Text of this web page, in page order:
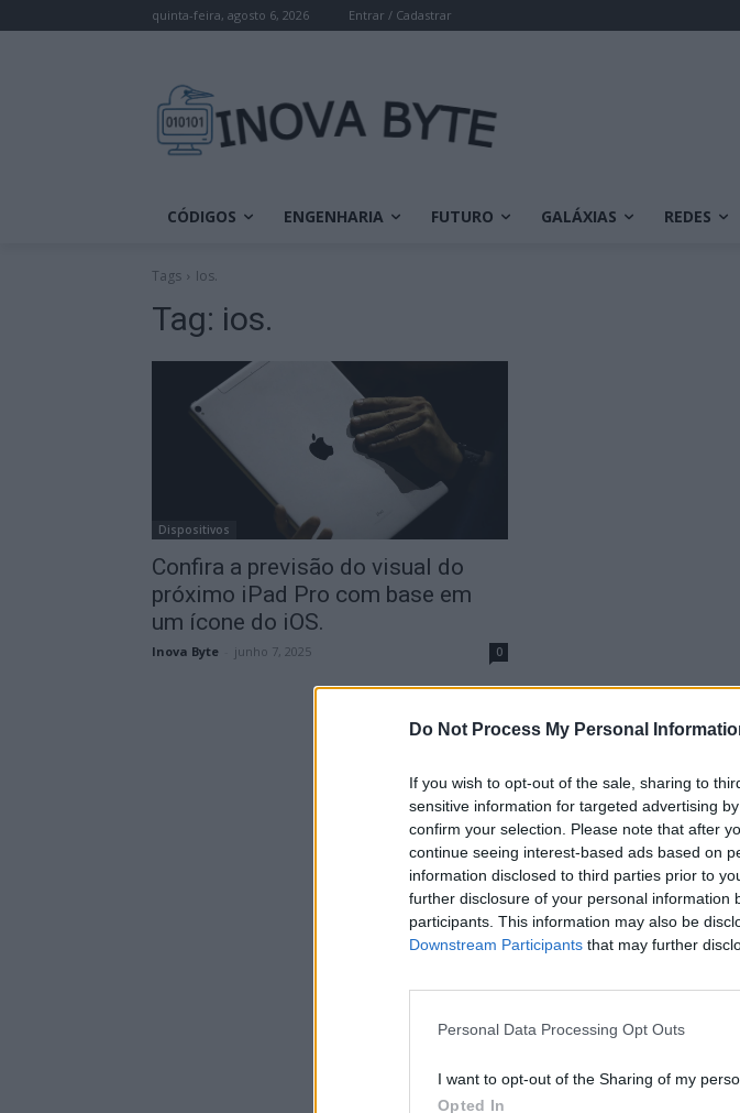
Do Not Process My Personal
If you wish to opt-out of the sale, sharing to
sensitive information for targeted advertising
confirm your selection. Please note that after
continue seeing interest-based ads based on
information disclosed to third parties prior to
further disclosure of your personal information
participants. This information may also be
Downstream Participants that may further
Personal Data Processing Opt Outs
I want to opt-out of the Sharing of my
Opted In
quinta-feira, agosto 6, 2026 Entrar / Cadastrar
CÓDIGOS ENGENHARIA FUTURO GALÁXIAS REDES
Tags Ios.
Tag: ios.
Dispositivos
Confira a previsão do visual do
próximo iPad Pro com base em
um ícone do iOS.
Inova Byte junho 7, 2025 0